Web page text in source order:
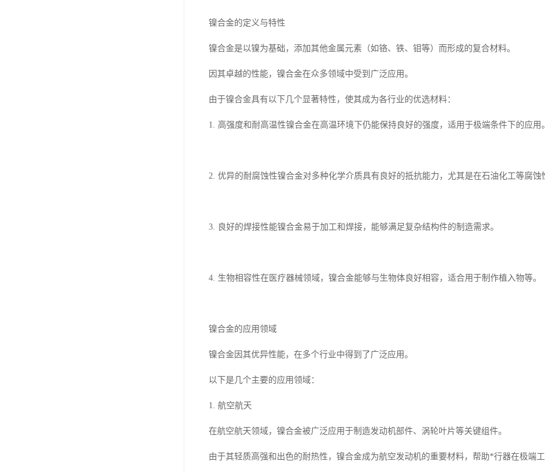
镍合金的定义与特性
镍合金是以镍为基础，添加其他金属元素（如铬、铁、钼等）而形成的复合材料。
因其卓越的性能，镍合金在众多领域中受到广泛应用。
由于镍合金具有以下几个显著特性，使其成为各行业的优选材料：
1. 高强度和耐高温性镍合金在高温环境下仍能保持良好的强度，适用于极端条件下的应用
2. 优异的耐腐蚀性镍合金对多种化学介质具有良好的抵抗能力，尤其是在石油化工等腐蚀
3. 良好的焊接性能镍合金易于加工和焊接，能够满足复杂结构件的制造需求。
4. 生物相容性在医疗器械领域，镍合金能够与生物体良好相容，适合用于制作植入物等。
镍合金的应用领域
镍合金因其优异性能，在多个行业中得到了广泛应用。
以下是几个主要的应用领域：
1. 航空航天
在航空航天领域，镍合金被广泛应用于制造发动机部件、涡轮叶片等关键组件。
由于其轻质高强和出色的耐热性，镍合金成为航空发动机的重要材料，帮助*行器在极端